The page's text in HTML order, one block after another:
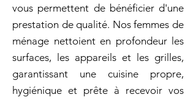
vous permettent de bénéficier d'une
prestation de qualité. Nos femmes de
ménage nettoient en profondeur les
surfaces, les appareils et les grilles,
garantissant une cuisine propre,
hygiénique et prête à recevoir vos